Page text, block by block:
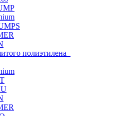
полиэтилена